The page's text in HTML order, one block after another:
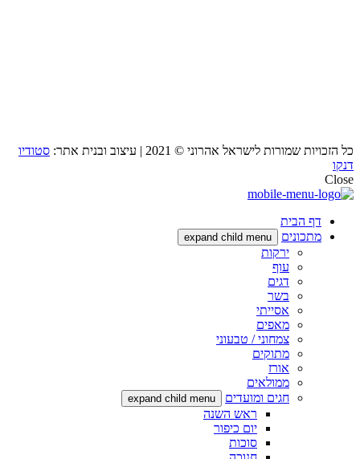
כל הזכויות שמורות לישראל אהרוני © 2021 | עיצוב ובנית אתר:
סטודיו
דנקו
Close
דף הבית
מתכונים
expand child menu
ירקות
עוף
דגים
בשר
אסייתי
מאפים
צמחוני / טבעוני
מתוקים
אורז
ממולאים
חגים ומועדים
expand child menu
ראש השנה
יום כיפור
סוכות